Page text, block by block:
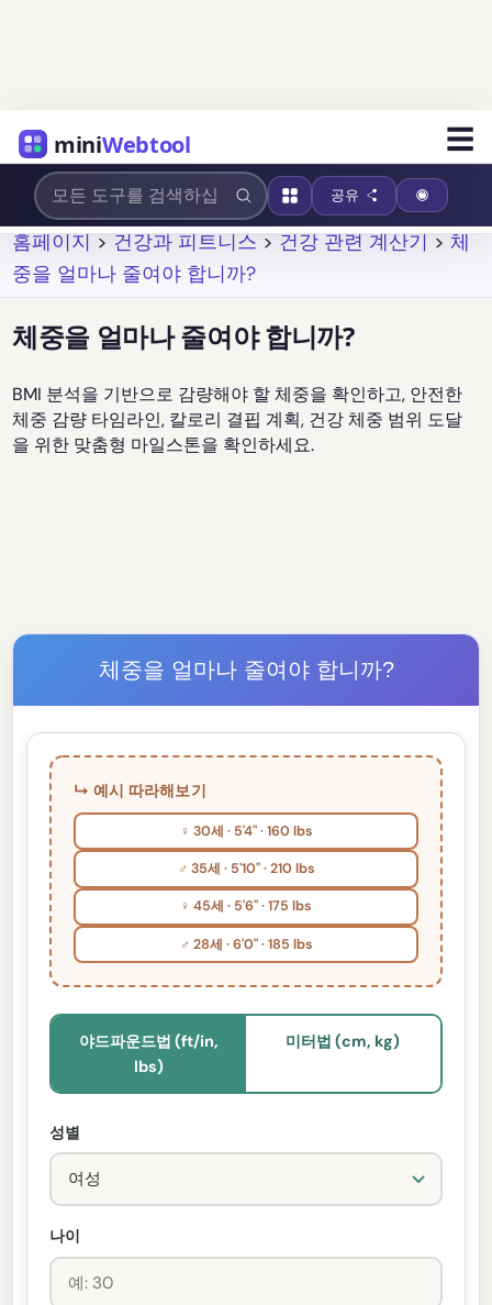
miniWebtool ☰
공유
홈페이지 > 건강과 피트니스 > 건강 관련 계산기 > 체
중을 얼마나 줄여야 합니까?
체중을 얼마나 줄여야 합니까?
BMI 분석을 기반으로 감량해야 할 체중을 확인하고, 안전한
체중 감량 타임라인, 칼로리 결핍 계획, 건강 체중 범위 도달
을 위한 맞춤형 마일스톤을 확인하세요.
체중을 얼마나 줄여야 합니까?
↳ 예시 따라해보기
♀ 30세 · 5'4" · 160 lbs
♂ 35세 · 5'10" · 210 lbs
♀ 45세 · 5'6" · 175 lbs
♂ 28세 · 6'0" · 185 lbs
야드파운드법 (ft/in,
lbs)
미터법 (cm, kg)
성별
나이